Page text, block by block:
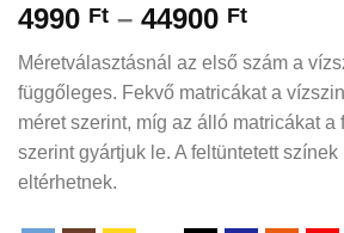
4990 Ft – 44900 Ft
4990 Ft
-
44900
Méretválasztásnál az első szám a
függőleges. Fekvő matricákat a
méret szerint, míg az álló matricákat a
szerint gyártjuk le. A feltüntetett
eltérhetnek.